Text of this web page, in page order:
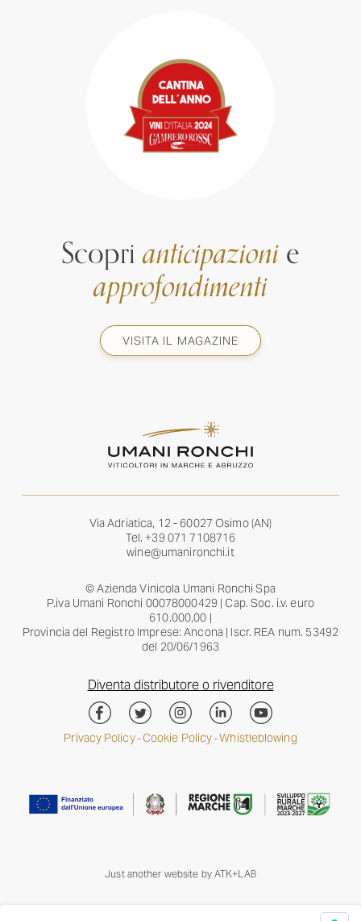
Scoprianticipazionie
approfondimenti
VISITA IL MAGAZINE
Via Adriatica, 12 - 60027 Osimo (AN)
Tel. +39 071 7108716
wine@umanironchi.it
© Azienda Vinicola Umani Ronchi Spa
P.iva Umani Ronchi 00078000429 | Cap. Soc. i.v. euro
610.000,00 |
Provincia del Registro Imprese: Ancona | Iscr. REA num. 53492
del 20/06/1963
Diventa distributore o rivenditore
Privacy Policy–Cookie Policy–Whistleblowing
Just another website by ATK+LAB